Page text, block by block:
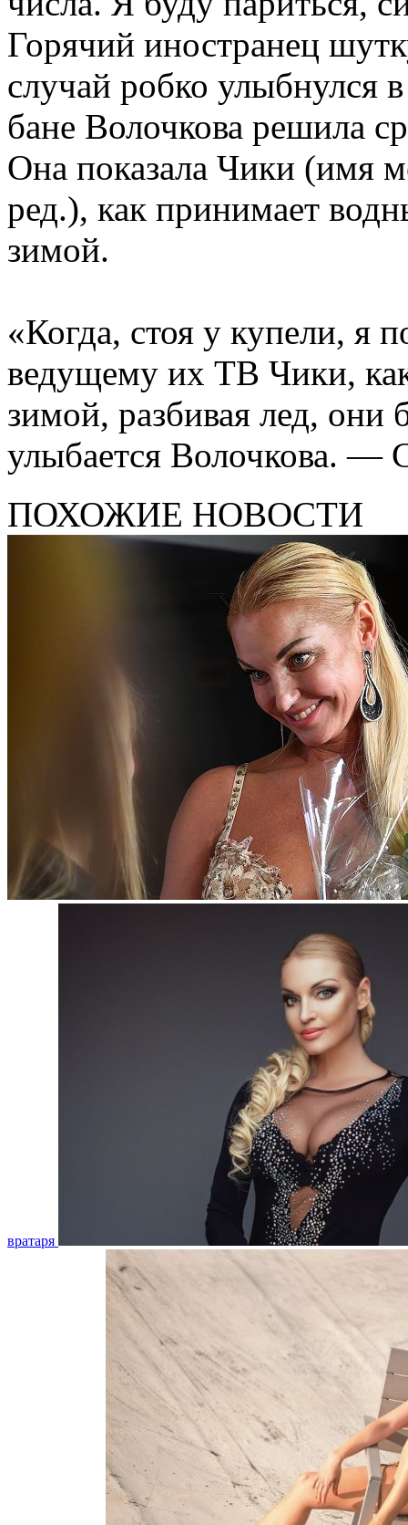
Горячий иностранец
случай робко улыбнулся
бане Волочкова решила
Она показала Чики (имя
ред.), как принимает
зимой.
«Когда, стоя у купели, я
ведущему их ТВ Чики,
зимой, разбивая лед,
улыбается Волочкова. —
ПОХОЖИЕ НОВОСТИ
вратаря